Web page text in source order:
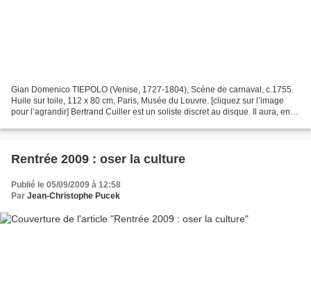
Gian Domenico TIEPOLO (Venise, 1727-1804), Scène de carnaval, c.1755.
Huile sur toile, 112 x 80 cm, Paris, Musée du Louvre. [cliquez sur l’image
pour l’agrandir] Bertrand Cuiller est un soliste discret au disque. Il aura, en
Rentrée 2009 : oser la culture
Publié le 05/09/2009 à 12:58
Par Jean-Christophe Pucek